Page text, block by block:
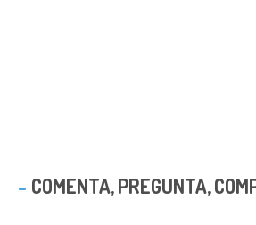
COMENTA, PREGUNTA,